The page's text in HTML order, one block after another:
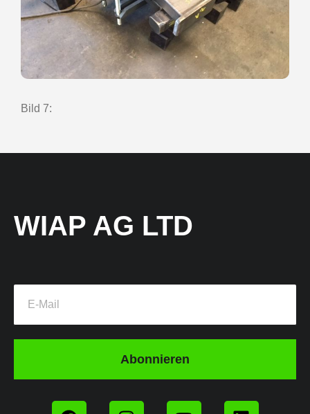
Bild 7:
WIAP AG LTD
Abonnieren